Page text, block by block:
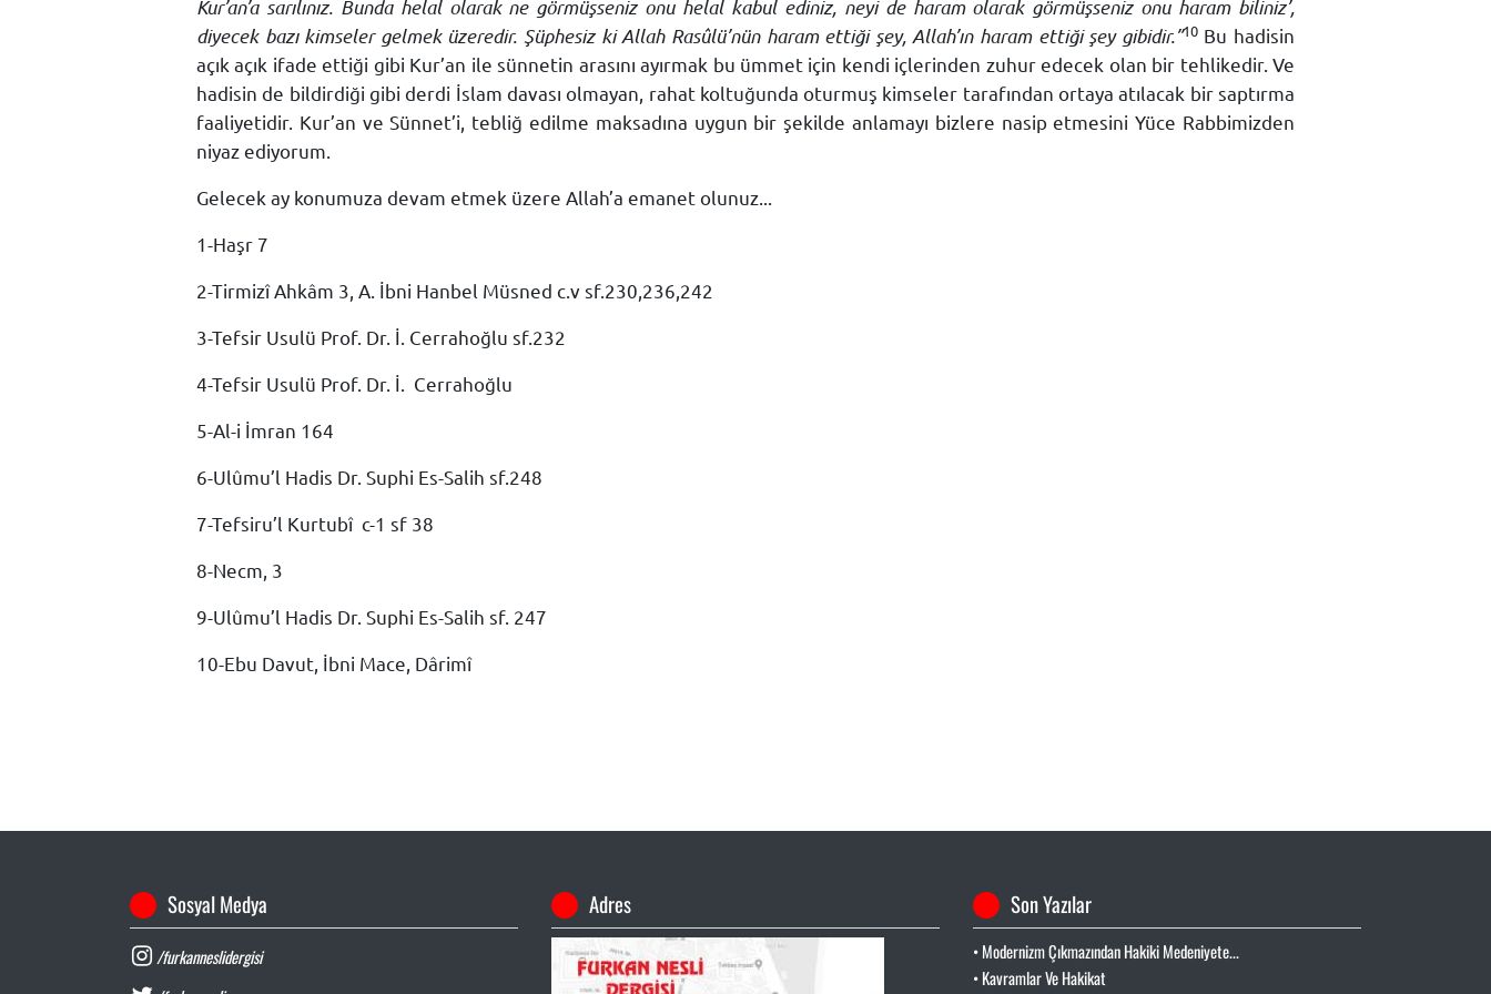
Kur’an’a sarılınız. Bunda helal olarak ne görmüşseniz onu helal kabul ediniz, neyi de haram olarak görmüşseniz onu haram biliniz’,
diyecek bazı kimseler gelmek üzeredir. Şüphesiz ki Allah Rasûlü’nün haram ettiği şey, Allah’ın haram ettiği şey gibidir.”10Bu hadisin
açık açık ifade ettiği gibi Kur’an ile sünnetin arasını ayırmak bu ümmet için kendi içlerinden zuhur edecek olan bir tehlikedir. Ve
hadisin de bildirdiği gibi derdi İslam davası olmayan, rahat koltuğunda oturmuş kimseler tarafından ortaya atılacak bir saptırma
faaliyetidir. Kur’an ve Sünnet’i, tebliğ edilme maksadına uygun bir şekilde anlamayı bizlere nasip etmesini Yüce Rabbimizden
niyaz ediyorum.
Gelecek ay konumuza devam etmek üzere Allah’a emanet olunuz...
1-Haşr 7
2-Tirmizî Ahkâm 3, A. İbni Hanbel Müsned c.v sf.230,236,242
3-Tefsir Usulü Prof. Dr. İ. Cerrahoğlu sf.232
4-Tefsir Usulü Prof. Dr. İ.
Cerrahoğlu
5-Al-i İmran 164
6-Ulûmu’l Hadis Dr. Suphi Es-Salih sf.248
7-Tefsiru’l Kurtubî c-1 sf 38
8-Necm, 3
9-Ulûmu’l Hadis Dr. Suphi Es-Salih sf. 247
10-Ebu Davut, İbni Mace, Dârimî
Sosyal Medya
/furkanneslidergisi
Adres Son Yazılar
• Modernizm Çıkmazından Hakiki Medeniyete...
• Kavramlar Ve Hakikat